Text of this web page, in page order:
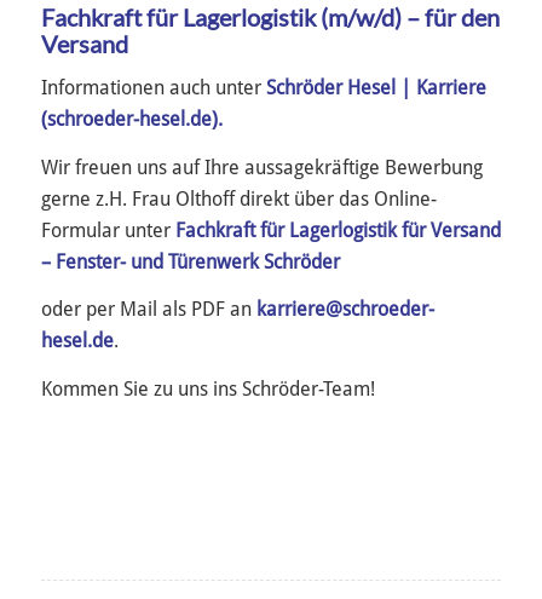
Fachkraft für Lagerlogistik (m/w/d) – für den
Versand
Informationen auch unter Schröder Hesel | Karriere
(schroeder-hesel.de).
Wir freuen uns auf Ihre aussagekräftige Bewerbung
gerne z.H. Frau Olthoff direkt über das Online-
Formular unter Fachkraft für Lagerlogistik für Versand
– Fenster- und Türenwerk Schröder
oder per Mail als PDF an karriere@schroeder-
hesel.de.
Kommen Sie zu uns ins Schröder-Team!